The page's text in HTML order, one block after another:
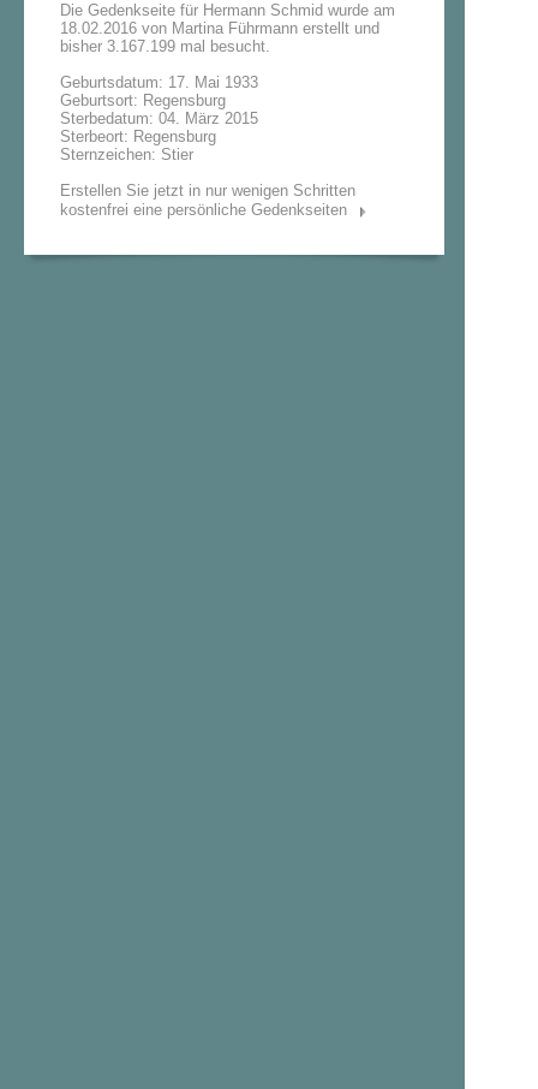
Die Gedenkseite für Hermann Schmid wurde am
18.02.2016 von Martina Führmann erstellt und
bisher 3.167.199 mal besucht.
Geburtsdatum: 17. Mai 1933
Geburtsort: Regensburg
Sterbedatum: 04. März 2015
Sterbeort: Regensburg
Sternzeichen: Stier
Erstellen Sie jetzt in nur wenigen Schritten
kostenfrei eine persönliche Gedenkseiten